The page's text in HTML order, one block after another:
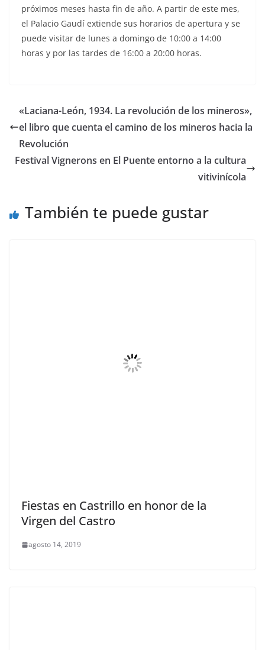
próximos meses hasta fin de año. A partir de este mes,
el Palacio Gaudí extiende sus horarios de apertura y se
puede visitar de lunes a domingo de 10:00 a 14:00
horas y por las tardes de 16:00 a 20:00 horas.
«Laciana-León, 1934. La revolución de los mineros»,
el libro que cuenta el camino de los mineros hacia la
Revolución
Festival Vignerons en El Puente entorno a la cultura
vitivinícola
También te puede gustar
Fiestas en Castrillo en honor de la
Virgen del Castro
agosto 14, 2019